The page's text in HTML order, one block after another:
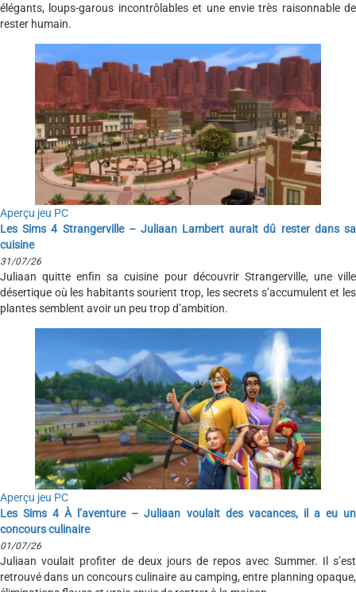
élégants, loups-garous incontrôlables et une envie très raisonnable de
rester humain.
Aperçu jeu PC
Les Sims 4 Strangerville – Juliaan Lambert aurait dû rester dans sa
cuisine
31/07/26
Juliaan quitte enfin sa cuisine pour découvrir Strangerville, une ville
désertique où les habitants sourient trop, les secrets s’accumulent et les
plantes semblent avoir un peu trop d’ambition.
Aperçu jeu PC
Les Sims 4 À l’aventure – Juliaan voulait des vacances, il a eu un
concours culinaire
01/07/26
Juliaan voulait profiter de deux jours de repos avec Summer. Il s’est
retrouvé dans un concours culinaire au camping, entre planning opaque,